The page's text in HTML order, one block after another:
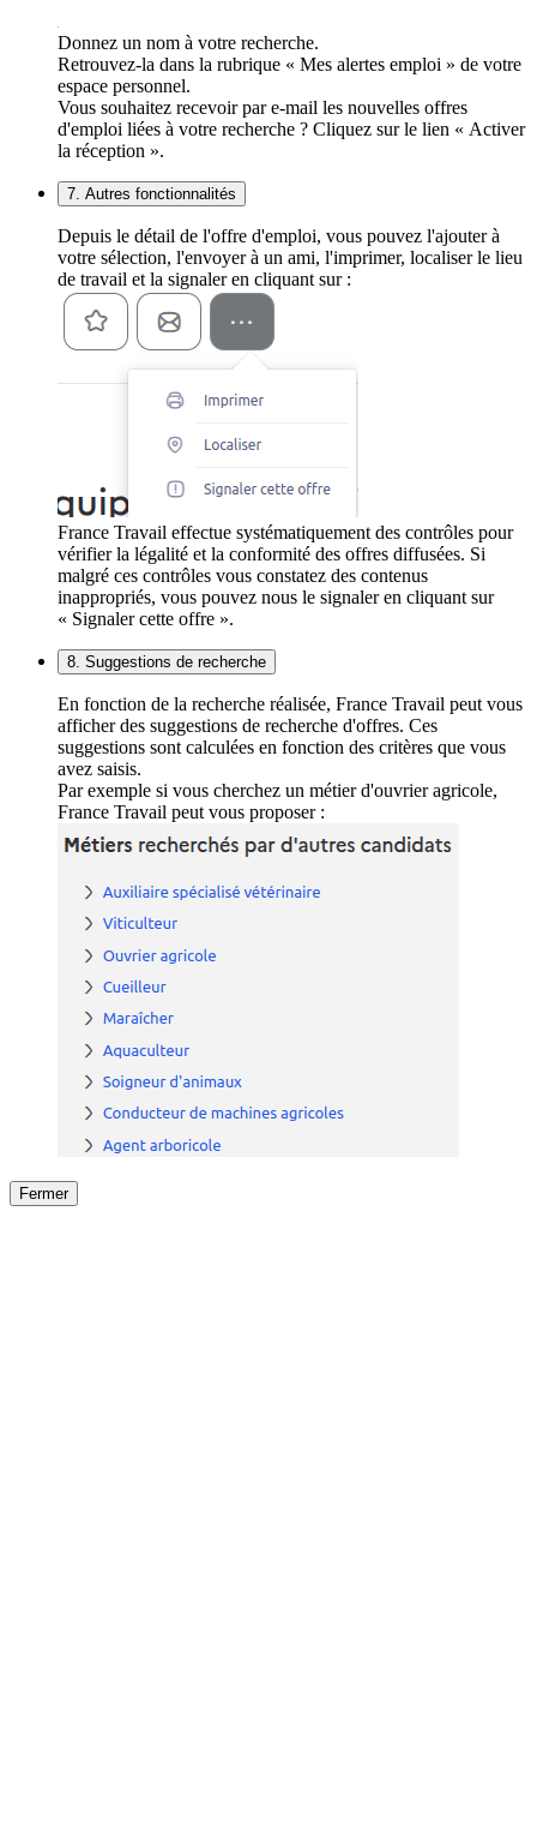
Donnez un nom à votre recherche.
Retrouvez-la dans la rubrique « Mes alertes emploi » de votre
espace personnel.
Vous souhaitez recevoir par e-mail les nouvelles offres
d'emploi liées à votre recherche ? Cliquez sur le lien « Activer
la réception ».
7. Autres fonctionnalités
Depuis le détail de l'offre d'emploi, vous pouvez l'ajouter à
votre sélection, l'envoyer à un ami, l'imprimer, localiser le lieu
de travail et la signaler en cliquant sur :
France Travail effectue systématiquement des contrôles pour
vérifier la légalité et la conformité des offres diffusées. Si
malgré ces contrôles vous constatez des contenus
inappropriés, vous pouvez nous le signaler en cliquant sur
« Signaler cette offre ».
8. Suggestions de recherche
En fonction de la recherche réalisée, France Travail peut vous
afficher des suggestions de recherche d'offres. Ces
suggestions sont calculées en fonction des critères que vous
avez saisis.
Par exemple si vous cherchez un métier d'ouvrier agricole,
France Travail peut vous proposer :
Fermer